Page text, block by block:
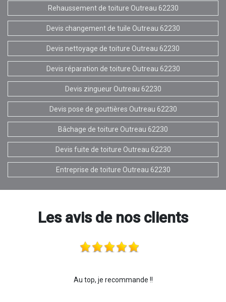
Rehaussement de toiture Outreau 62230
Devis changement de tuile Outreau 62230
Devis nettoyage de toiture Outreau 62230
Devis réparation de toiture Outreau 62230
Devis zingueur Outreau 62230
Devis pose de gouttières Outreau 62230
Bâchage de toiture Outreau 62230
Devis fuite de toiture Outreau 62230
Entreprise de toiture Outreau 62230
Les avis de nos clients
Au top, je recommande !!